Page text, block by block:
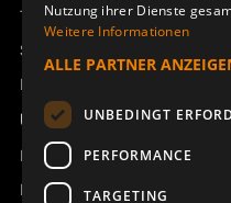
Technischer Support
Service buchen
Handbücher und
Über Åkerströms
Kontakt
Neuigkeiten
Nutzung ihrer Dienste
Weitere Informationen
ALLE PARTNER
UNBEDINGT
PERFORMANCE
TARGETING